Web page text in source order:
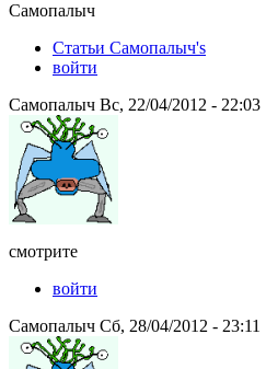
Самопалыч
Статьи Самопалыч's
войти
Самопалыч Вс, 22/04/2012 - 22:03
смотрите
войти
Самопалыч Сб, 28/04/2012 - 23:11